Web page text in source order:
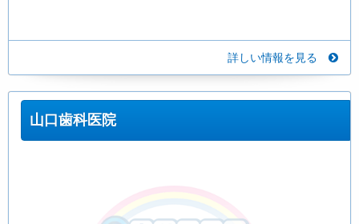
詳しい情報を見る
山口歯科医院